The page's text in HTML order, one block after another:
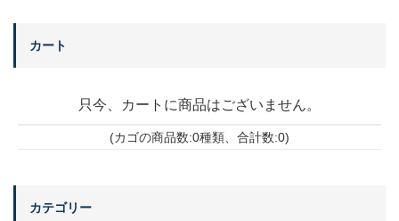
カート
只今、カートに商品はございません。
(カゴの商品数:0種類、合計数:0)
カテゴリー